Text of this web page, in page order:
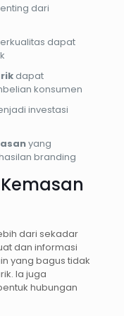
dari
dapat
dapat
konsumen
investasi
yang
branding
dari sekadar
dan informasi
yang bagus tidak
Ia juga
hubungan